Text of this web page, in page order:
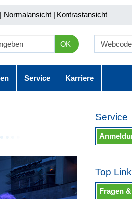
Normalansicht | Kontrastansicht
OK
Service Karriere
Service
Top
Fragen